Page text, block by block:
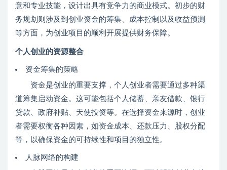
意和专业技能，设计出具有竞争力的商业模式。初步的财
务规划则涉及到创业资金的筹集、成本控制以及收益预测
等方面，为创业项目的顺利开展提供财务保障。
个人创业的资源整合
资金筹集的策略
资金是创业的重要支撑，个人创业者需要通过多种渠
道筹集启动资金。这可能包括个人储蓄、亲友借款、银行
贷款、政府补贴、天使投资等。在选择资金来源时，创业
者需要权衡各种因素，如资金成本、还款压力、股权分配
等，以确保资金的可持续性和项目的独立性。
人脉网络的构建